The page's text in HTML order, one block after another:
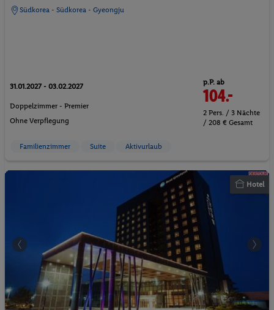
Südkorea - Südkorea - Gyeongju
31.01.2027 - 03.02.2027
Doppelzimmer - Premier
Ohne Verpflegung
p.P. ab
104.-
2 Pers. / 3 Nächte
/ 208 € Gesamt
Familienzimmer Suite Aktivurlaub
Hotel